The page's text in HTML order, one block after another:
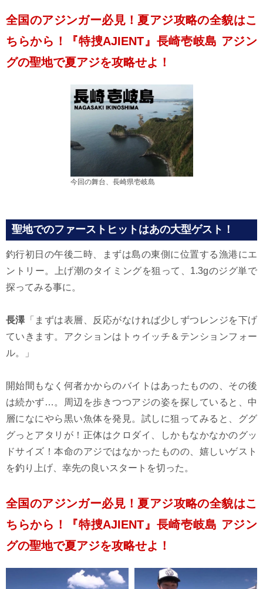
全国のアジンガー必見！夏アジ攻略の全貌はこ
ちらから！『特捜AJIENT』長崎壱岐島 アジン
グの聖地で夏アジを攻略せよ！
今回の舞台、長崎県壱岐島
聖地でのファーストヒットはあの大型ゲスト！
釣行初日の午後二時、まずは島の東側に位置する漁港にエ
ントリー。上げ潮のタイミングを狙って、1.3gのジグ単で
探ってみる事に。
長澤「まずは表層、反応がなければ少しずつレンジを下げ
ていきます。アクションはトゥイッチ＆テンションフォー
ル。」
開始間もなく何者かからのバイトはあったものの、その後
は続かず…。周辺を歩きつつアジの姿を探していると、中
層になにやら黒い魚体を発見。試しに狙ってみると、ググ
グっとアタリが！正体はクロダイ、しかもなかなかのグッ
ドサイズ！本命のアジではなかったものの、嬉しいゲスト
を釣り上げ、幸先の良いスタートを切った。
全国のアジンガー必見！夏アジ攻略の全貌はこ
ちらから！『特捜AJIENT』長崎壱岐島 アジン
グの聖地で夏アジを攻略せよ！